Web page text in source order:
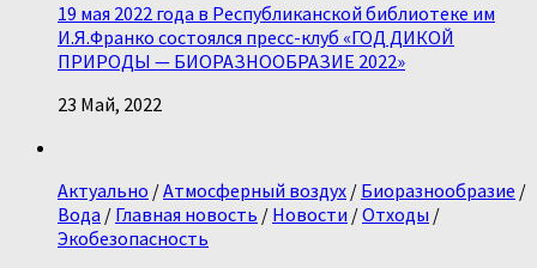
19 мая 2022 года в Республиканской библиотеке им
И.Я.Франко состоялся пресс-клуб «ГОД ДИКОЙ
ПРИРОДЫ — БИОРАЗНООБРАЗИЕ 2022»
23 Май, 2022
Актуально /Атмосферный воздух / Биоразнообразие /
Вода / Главная новость / Новости /Отходы /
Экобезопасность